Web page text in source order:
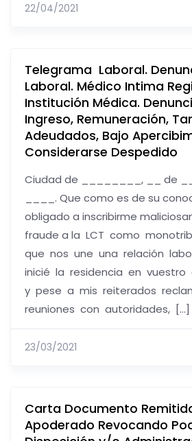
22/04/2021
Telegrama Laboral.
Laboral. Médico Intima
Institución Médica.
Ingreso, Remuneración,
Adeudados, Bajo
Considerarse Despedido
Ciudad de ________, __ de
____. Que como es de su
obligado a inscribirme
fraude a la LCT como
que nos une una relación
inicié la residencia en vuestro
y pese a mis reiterados
reuniones con autoridades, […]
23/03/2021
Carta Documento
Apoderado Revocando